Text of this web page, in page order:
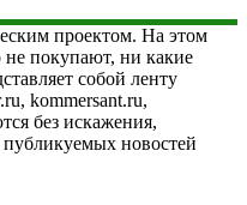
проектом. На этом
не покупают, ни какие
собой ленту
kommersant.ru,
без искажения,
публикуемых новостей